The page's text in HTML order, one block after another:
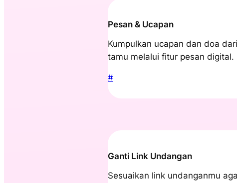
Pesan & Ucapan
Kumpulkan ucapan dan doa
tamu melalui fitur pesan digital.
#
Ganti Link Undangan
Sesuaikan link undanganmu